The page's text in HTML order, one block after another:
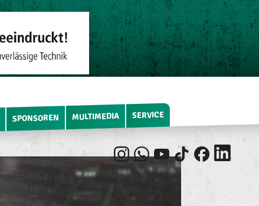
SPONSOREN MULTIMEDIA SERVICE